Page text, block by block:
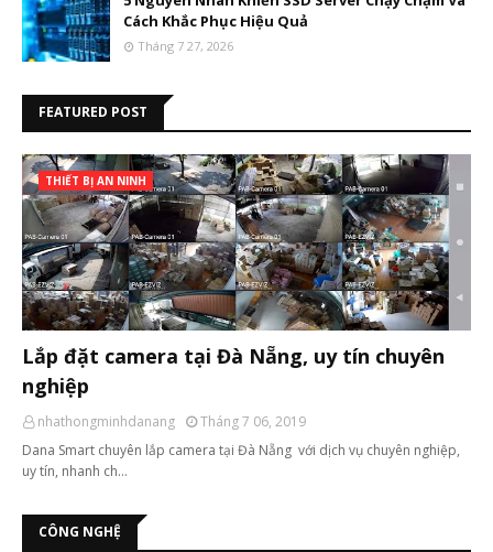
Cách Khắc Phục Hiệu Quả
Tháng 7 27, 2026
FEATURED POST
THIẾT BỊ AN NINH
Lắp đặt camera tại Đà Nẵng, uy tín chuyên
nghiệp
nhathongminhdanang
Tháng 7 06, 2019
Dana Smart chuyên lắp camera tại Đà Nẵng với dịch vụ chuyên nghiệp,
uy tín, nhanh ch…
CÔNG NGHỆ